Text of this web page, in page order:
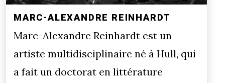
MARC-ALEXANDRE REINHARDT
Marc-Alexandre Reinhardt est un
artiste multidisciplinaire né à Hull, qui
a fait un doctorat en littérature